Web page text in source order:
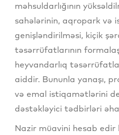
məhsuldarlığının
sahələrinin, aqropark və
genişləndirilməsi, kiçik
təsərrüfatlarının
heyvandarlıq
aiddir. Bununla yanaşı,
və emal istiqamətlərini
dəstəkləyici tədbirləri
Nazir müavini hesab edir